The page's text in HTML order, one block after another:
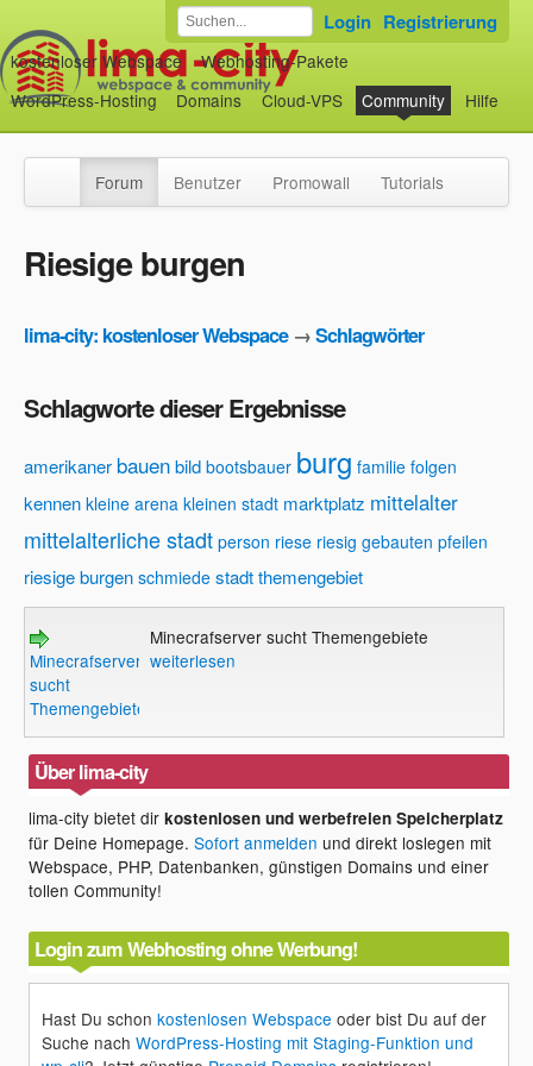
kostenloser Webspace
Webhosting-Pakete
WordPress-Hosting
Domains Cloud-VPS Community Hilfe
Login Registrierung
Forum Benutzer Promowall Tutorials
Riesige burgen
lima-city: kostenloser Webspace→Schlagwörter
Schlagworte dieser Ergebnisse
amerikaner bauenbild bootsbauer burg familie folgen
kennen kleine arena kleinen stadt marktplatz mittelalter
mittelalterliche stadt person riese riesig gebauten pfeilen
riesige burgen schmiede stadtthemengebiet
Minecrafserver
sucht
Themengebiete
Minecrafserver sucht Themengebiete
weiterlesen
Über lima-city
lima-city bietet dirkostenlosen und werbefreien Speicherplatz
für Deine Homepage.Sofort anmelden und direkt loslegen mit
Webspace, PHP, Datenbanken, günstigen Domains und einer
tollen Community!
Login zum Webhosting ohne Werbung!
Hast Du schonkostenlosen Webspace oder bist Du auf der
Suche nachWordPress-Hosting mit Staging-Funktion und